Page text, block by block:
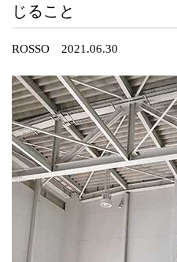
じること
ROSSO 2021.06.30